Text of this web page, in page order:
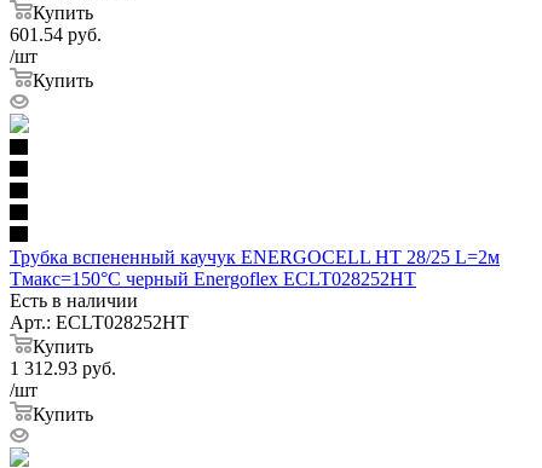
Купить
601.54 руб.
/шт
Купить
Трубка вспененный каучук ENERGOCELL HT 28/25 L=2м
Тмакс=150°C черный Energoflex ECLT028252HT
Есть в наличии
Арт.: ECLT028252HT
Купить
1 312.93 руб.
/шт
Купить